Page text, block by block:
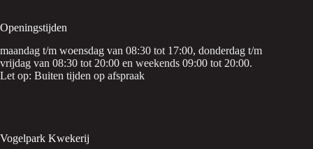
Openingstijden
maandag t/m woensdag van 08:30 tot 17:00, donderdag t/m
vrijdag van 08:30 tot 20:00 en weekends 09:00 tot 20:00.
Let op: Buiten tijden op afspraak
Vogelpark Kwekerij